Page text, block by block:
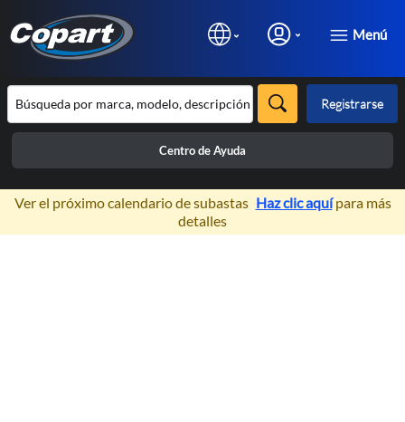
Menú
Registrarse
Centro de Ayuda
×
Ver el próximo calendario de subastas Haz clic aquípara más
detalles